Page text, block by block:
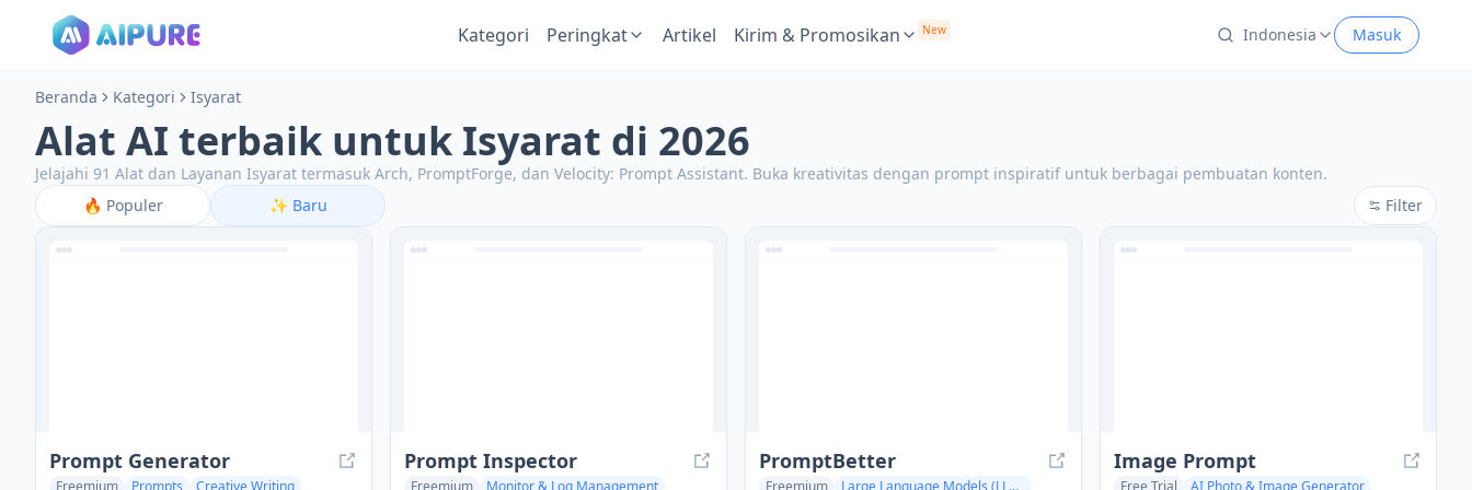
Kategori Peringkat Artikel Kirim & Promosikan New Indonesia Masuk
Beranda Kategori Isyarat
Alat AI terbaik untuk Isyarat di 2026
Jelajahi 91 Alat dan Layanan Isyarat termasuk Arch, PromptForge, dan Velocity: Prompt Assistant. Buka kreativitas dengan prompt inspiratif untuk berbagai pembuatan konten.
🔥 Populer ✨ Baru Filter
Prompt Generator
Freemium Prompts Creative Writing
Prompt Inspector
Freemium
Monitor & Log Management
PromptBetter
Freemium
Large Language Models (LLMs)
Image Prompt
Free Trial
AI Photo & Image Generator